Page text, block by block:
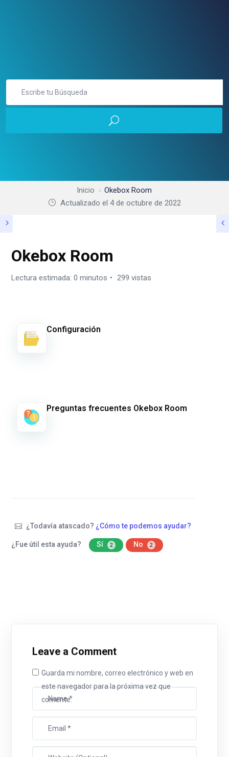
Inicio
Okebox Room
Actualizado el 4 de octubre de 2022
Okebox Room
Lectura estimada: 0 minutos 299 vistas
Configuración
Preguntas frecuentes Okebox Room
¿Todavía atascado? ¿Cómo te podemos ayudar?
¿Fue útil esta ayuda? Sí 2 No 2
Leave a Comment
Guarda mi nombre, correo electrónico y web en
este navegador para la próxima vez que
comente.